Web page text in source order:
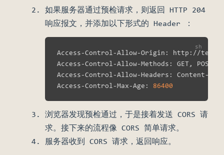
如果服务器通过预检请求，则返回 HTTP 204
响应报文，并添加以下形式的 Header ：
Access-Control-Allow-Origin: http://
Access-Control-Allow-Methods: GET, POST,
Access-Control-Allow-Headers:
Access-Control-Max-Age: 86400
浏览器发现预检通过，于是接着发送 CORS 请
求。接下来的流程像 CORS 简单请求。
服务器收到 CORS 请求，返回响应。